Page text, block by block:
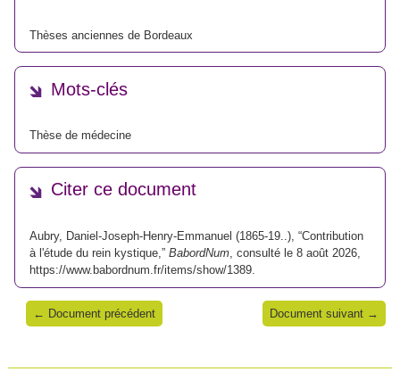
Thèses anciennes de Bordeaux
Mots-clés
Thèse de médecine
Citer ce document
Aubry, Daniel-Joseph-Henry-Emmanuel (1865-19..), “Contribution
à l'étude du rein kystique,” BabordNum , consulté le 8 août 2026,
https://www.babordnum.fr/items/show/1389
← Document précédent Document suivant →